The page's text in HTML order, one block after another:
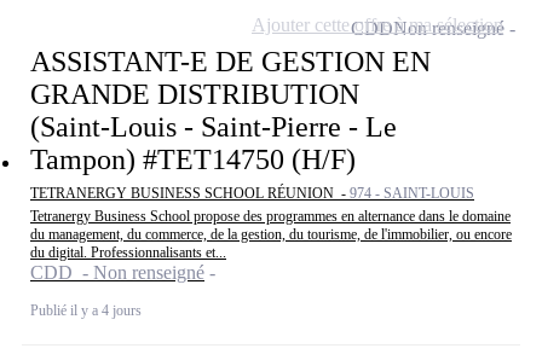
ASSISTANT-E DE GESTION EN
GRANDE DISTRIBUTION
(Saint-Louis - Saint-Pierre - Le
Tampon) #TET14750 (H/F)
TETRANERGY BUSINESS SCHOOL RÉUNION - 974 - SAINT-LOUIS
Tetranergy Business School propose des programmes en alternance dans le domaine
du management, du commerce, de la gestion, du tourisme, de l'immobilier, ou encore
du digital. Professionnalisants et...
CDD - Non renseigné
Publié il y a 4 jours
CDDNon renseigné
Ajouter cette offre à ma sélection